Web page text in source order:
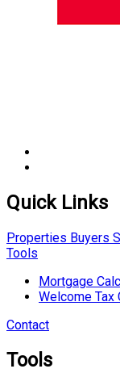
Quick Links
Properties Buyers
Tools
Mortgage
Welcome Tax
Contact
Tools